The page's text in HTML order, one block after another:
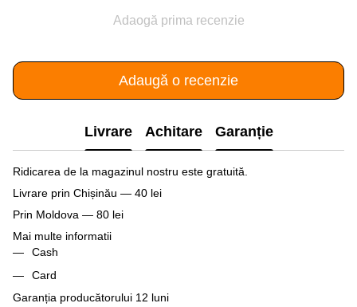
Adaogă prima recenzie
Adaugă o recenzie
Livrare Achitare Garanție
Ridicarea de la magazinul nostru este gratuită.
Livrare prin Chișinău — 40 lei
Prin Moldova — 80 lei
Mai multe informatii
Cash
Card
Garanția producătorului 12 luni